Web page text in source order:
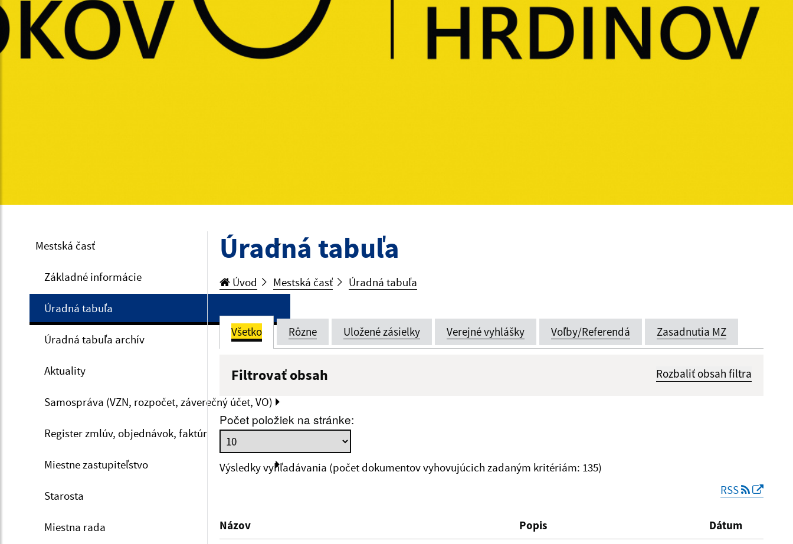
Mestská časť
Základné informácie
Úradná tabuľa
Úradná tabuľa archív
Aktuality
Samospráva (VZN, rozpočet, záverečný účet, VO)
Register zmlúv, objednávok, faktúr
Miestne zastupiteľstvo
Starosta
Miestna rada
Úradná tabuľa
Úvod Mestská časť Úradná tabuľa
Všetko Rôzne Uložené zásielky Verejné vyhlášky Voľby/Referendá Zasadnutia MZ
Filtrovať obsah Rozbaliť obsah filtra
Dátum zverejnenia do:
Počet položiek na stránke:
Výsledky vyhľadávania (počet dokumentov vyhovujúcich zadaným kritériám: 135)
RSS
Názov Popis
Dátum